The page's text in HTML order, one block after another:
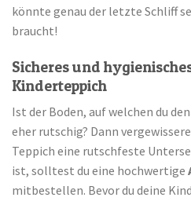
könnte genau der letzte Schliff
braucht!
Sicheres und
Kinderteppich
Ist der Boden, auf welchen du
eher rutschig? Dann
Teppich eine rutschfeste
ist, solltest du eine hochwertige
mitbestellen. Bevor du deine